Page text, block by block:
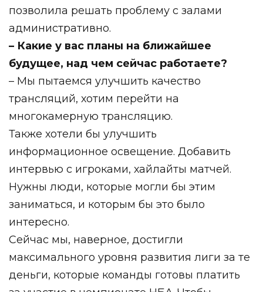
позволила решать проблему с залами
административно.
– Какие у вас планы на ближайшее
будущее, над чем сейчас работаете?
– Мы пытаемся улучшить качество
трансляций, хотим перейти на
многокамерную трансляцию.
Также хотели бы улучшить
информационное освещение. Добавить
интервью с игроками, хайлайты матчей.
Нужны люди, которые могли бы этим
заниматься, и которым бы это было
интересно.
Сейчас мы, наверное, достигли
максимального уровня развития лиги за те
деньги, которые команды готовы платить